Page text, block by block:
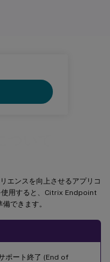
エンスを向上させるアプリコ
使用すると、Citrix Endpoint
できます。
ポート終了 (End of